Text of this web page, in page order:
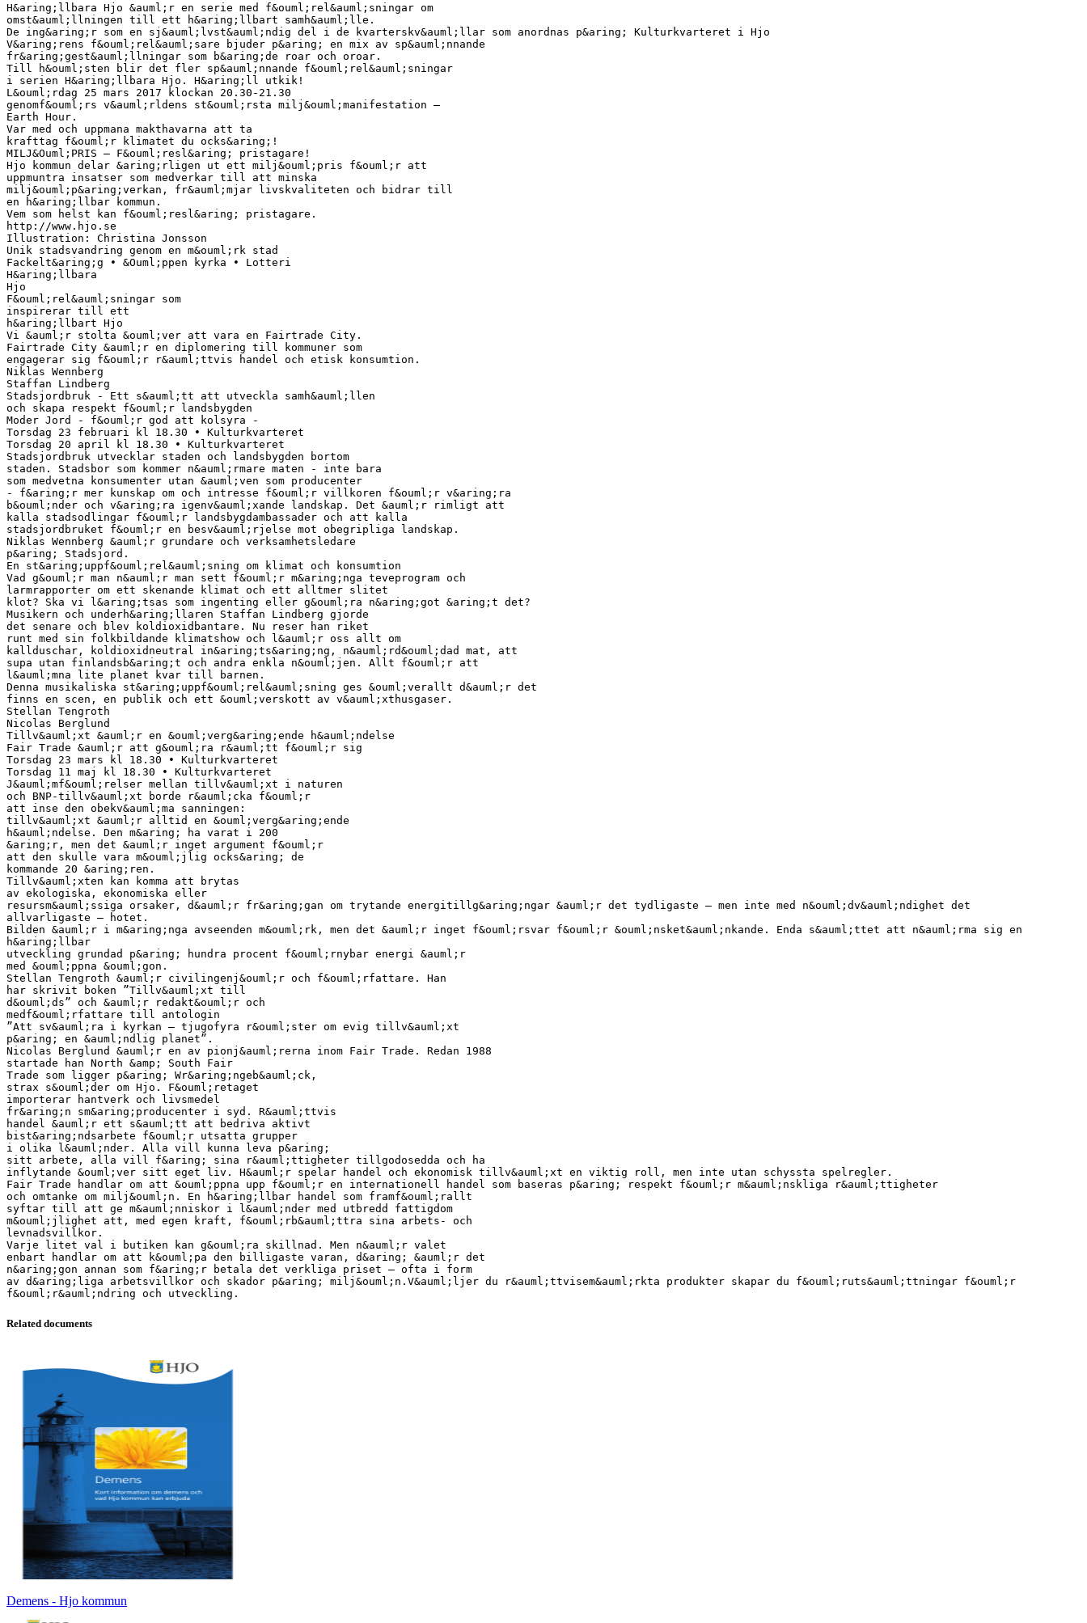
H&aring;llbara Hjo &auml;r en serie med f&ouml;rel&auml;sningar om
omst&auml;llningen till ett h&aring;llbart samh&auml;lle.
De ing&aring;r som en sj&auml;lvst&auml;ndig del i de kvarterskv&auml;llar som anordnas p&aring; Kulturkvarteret i Hjo
V&aring;rens f&ouml;rel&auml;sare bjuder p&aring; en mix av sp&auml;nnande
fr&aring;gest&auml;llningar som b&aring;de roar och oroar.
Till h&ouml;sten blir det fler sp&auml;nnande f&ouml;rel&auml;sningar
i serien H&aring;llbara Hjo. H&aring;ll utkik!
L&ouml;rdag 25 mars 2017 klockan 20.30-21.30
genomf&ouml;rs v&auml;rldens st&ouml;rsta milj&ouml;manifestation –
Earth Hour.
Var med och uppmana makthavarna att ta
krafttag f&ouml;r klimatet du ocks&aring;!
MILJ&Ouml;PRIS – F&ouml;resl&aring; pristagare!
Hjo kommun delar &aring;rligen ut ett milj&ouml;pris f&ouml;r att
uppmuntra insatser som medverkar till att minska
milj&ouml;p&aring;verkan, fr&auml;mjar livskvaliteten och bidrar till
en h&aring;llbar kommun.
Vem som helst kan f&ouml;resl&aring; pristagare.
http://www.hjo.se
Illustration: Christina Jonsson
Unik stadsvandring genom en m&ouml;rk stad
Fackelt&aring;g • &Ouml;ppen kyrka • Lotteri
H&aring;llbara
Hjo
F&ouml;rel&auml;sningar som
inspirerar till ett
h&aring;llbart Hjo
Vi &auml;r stolta &ouml;ver att vara en Fairtrade City.
Fairtrade City &auml;r en diplomering till kommuner som
engagerar sig f&ouml;r r&auml;ttvis handel och etisk konsumtion.
Niklas Wennberg
Staffan Lindberg
Stadsjordbruk - Ett s&auml;tt att utveckla samh&auml;llen
och skapa respekt f&ouml;r landsbygden
Moder Jord - f&ouml;r god att kolsyra -
Torsdag 23 februari kl 18.30 • Kulturkvarteret
Torsdag 20 april kl 18.30 • Kulturkvarteret
Stadsjordbruk utvecklar staden och landsbygden bortom
staden. Stadsbor som kommer n&auml;rmare maten - inte bara
som medvetna konsumenter utan &auml;ven som producenter
- f&aring;r mer kunskap om och intresse f&ouml;r villkoren f&ouml;r v&aring;ra
b&ouml;nder och v&aring;ra igenv&auml;xande landskap. Det &auml;r rimligt att
kalla stadsodlingar f&ouml;r landsbygdambassader och att kalla
stadsjordbruket f&ouml;r en besv&auml;rjelse mot obegripliga landskap.
Niklas Wennberg &auml;r grundare och verksamhetsledare
p&aring; Stadsjord.
En st&aring;uppf&ouml;rel&auml;sning om klimat och konsumtion
Vad g&ouml;r man n&auml;r man sett f&ouml;r m&aring;nga teveprogram och
larmrapporter om ett skenande klimat och ett alltmer slitet
klot? Ska vi l&aring;tsas som ingenting eller g&ouml;ra n&aring;got &aring;t det?
Musikern och underh&aring;llaren Staffan Lindberg gjorde
det senare och blev koldioxidbantare. Nu reser han riket
runt med sin folkbildande klimatshow och l&auml;r oss allt om
kallduschar, koldioxidneutral in&aring;ts&aring;ng, n&auml;rd&ouml;dad mat, att
supa utan finlandsb&aring;t och andra enkla n&ouml;jen. Allt f&ouml;r att
l&auml;mna lite planet kvar till barnen.
Denna musikaliska st&aring;uppf&ouml;rel&auml;sning ges &ouml;verallt d&auml;r det
finns en scen, en publik och ett &ouml;verskott av v&auml;xthusgaser.
Stellan Tengroth
Nicolas Berglund
Tillv&auml;xt &auml;r en &ouml;verg&aring;ende h&auml;ndelse
Fair Trade &auml;r att g&ouml;ra r&auml;tt f&ouml;r sig
Torsdag 23 mars kl 18.30 • Kulturkvarteret
Torsdag 11 maj kl 18.30 • Kulturkvarteret
J&auml;mf&ouml;relser mellan tillv&auml;xt i naturen
och BNP-tillv&auml;xt borde r&auml;cka f&ouml;r
att inse den obekv&auml;ma sanningen:
tillv&auml;xt &auml;r alltid en &ouml;verg&aring;ende
h&auml;ndelse. Den m&aring; ha varat i 200
&aring;r, men det &auml;r inget argument f&ouml;r
att den skulle vara m&ouml;jlig ocks&aring; de
kommande 20 &aring;ren.
Tillv&auml;xten kan komma att brytas
av ekologiska, ekonomiska eller
resursm&auml;ssiga orsaker, d&auml;r fr&aring;gan om trytande energitillg&aring;ngar &auml;r det tydligaste – men inte med n&ouml;dv&auml;ndighet det
allvarligaste – hotet.
Bilden &auml;r i m&aring;nga avseenden m&ouml;rk, men det &auml;r inget f&ouml;rsvar f&ouml;r &ouml;nsket&auml;nkande. Enda s&auml;ttet att n&auml;rma sig en
h&aring;llbar
utveckling grundad p&aring; hundra procent f&ouml;rnybar energi &auml;r
med &ouml;ppna &ouml;gon.
Stellan Tengroth &auml;r civilingenj&ouml;r och f&ouml;rfattare. Han
har skrivit boken ”Tillv&auml;xt till
d&ouml;ds” och &auml;r redakt&ouml;r och
medf&ouml;rfattare till antologin
”Att sv&auml;ra i kyrkan – tjugofyra r&ouml;ster om evig tillv&auml;xt
p&aring; en &auml;ndlig planet”.
Nicolas Berglund &auml;r en av pionj&auml;rerna inom Fair Trade. Redan 1988
startade han North &amp; South Fair
Trade som ligger p&aring; Wr&aring;ngeb&auml;ck,
strax s&ouml;der om Hjo. F&ouml;retaget
importerar hantverk och livsmedel
fr&aring;n sm&aring;producenter i syd. R&auml;ttvis
handel &auml;r ett s&auml;tt att bedriva aktivt
bist&aring;ndsarbete f&ouml;r utsatta grupper
i olika l&auml;nder. Alla vill kunna leva p&aring;
sitt arbete, alla vill f&aring; sina r&auml;ttigheter tillgodosedda och ha
inflytande &ouml;ver sitt eget liv. H&auml;r spelar handel och ekonomisk tillv&auml;xt en viktig roll, men inte utan schyssta spelregler.
Fair Trade handlar om att &ouml;ppna upp f&ouml;r en internationell handel som baseras p&aring; respekt f&ouml;r m&auml;nskliga r&auml;ttigheter
och omtanke om milj&ouml;n. En h&aring;llbar handel som framf&ouml;rallt
syftar till att ge m&auml;nniskor i l&auml;nder med utbredd fattigdom
m&ouml;jlighet att, med egen kraft, f&ouml;rb&auml;ttra sina arbets- och
levnadsvillkor.
Varje litet val i butiken kan g&ouml;ra skillnad. Men n&auml;r valet
enbart handlar om att k&ouml;pa den billigaste varan, d&aring; &auml;r det
n&aring;gon annan som f&aring;r betala det verkliga priset – ofta i form
av d&aring;liga arbetsvillkor och skador p&aring; milj&ouml;n.V&auml;ljer du r&auml;ttvisem&auml;rkta produkter skapar du f&ouml;ruts&auml;ttningar f&ouml;r
Related documents
Demens - Hjo kommun